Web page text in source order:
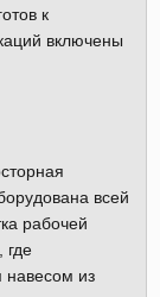
к
включены
всей
рабочей
где
навесом из